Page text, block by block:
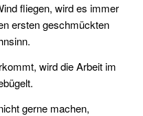
fliegen, wird es immer
ersten geschmückten
wird die Arbeit im
gerne machen,